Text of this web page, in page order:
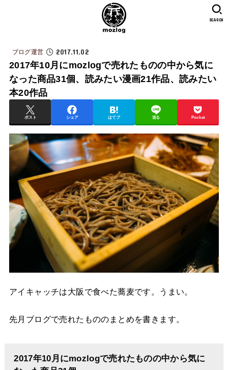
SEARCH
ブログ運営 2017.11.02
2017年10月にmozlogで売れたものの中から気に
なった商品31個、読みたい漫画21作品、読みたい
本20作品
ポスト シェア はてブ 送る Pocket
アイキャッチは大阪で食べた蕎麦です。うまい。
先月ブログで売れたもののまとめを書きます。
2017年10月にmozlogで売れたものの中から気に